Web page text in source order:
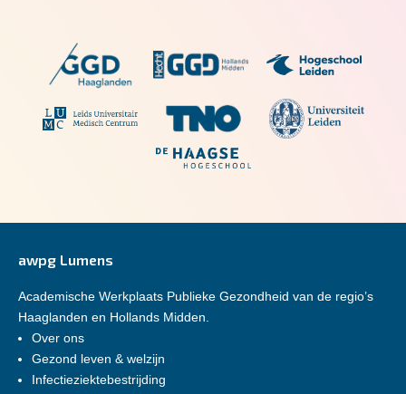
awpg Lumens
Academische Werkplaats Publieke Gezondheid van de regio’s
Haaglanden en Hollands Midden.
Over ons
Gezond leven & welzijn
Infectieziektebestrijding